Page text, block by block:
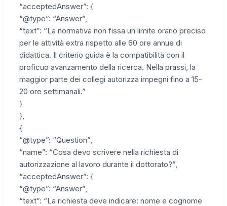
“acceptedAnswer”: {
“@type”: “Answer”,
“text”: “La normativa non fissa un limite orario preciso
per le attività extra rispetto alle 60 ore annue di
didattica. Il criterio guida è la compatibilità con il
proficuo avanzamento della ricerca. Nella prassi, la
maggior parte dei collegi autorizza impegni fino a 15-
20 ore settimanali.”
}
},
{
“@type”: “Question”,
“name”: “Cosa devo scrivere nella richiesta di
autorizzazione al lavoro durante il dottorato?”,
“acceptedAnswer”: {
“@type”: “Answer”,
“text”: “La richiesta deve indicare: nome e cognome